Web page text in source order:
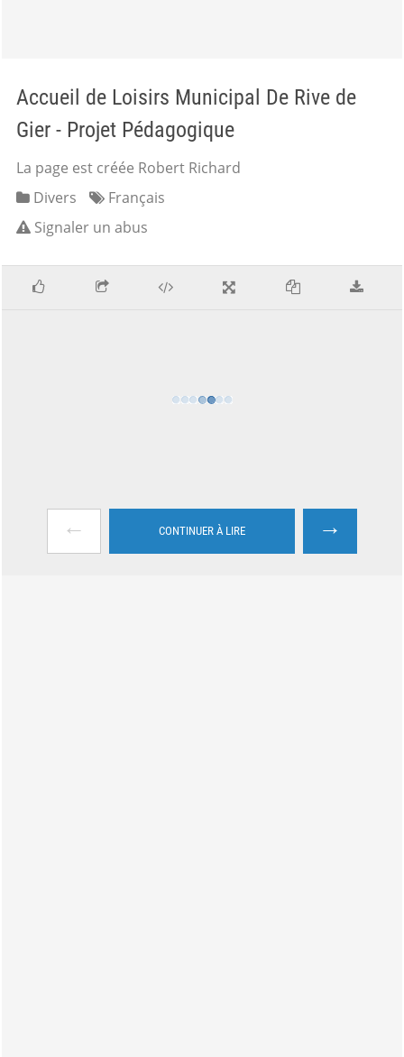
Accueil de Loisirs Municipal De Rive de
Gier - Projet Pédagogique
La page est créée Robert Richard
Divers
Français
Signaler un abus
← CONTINUER À LIRE →